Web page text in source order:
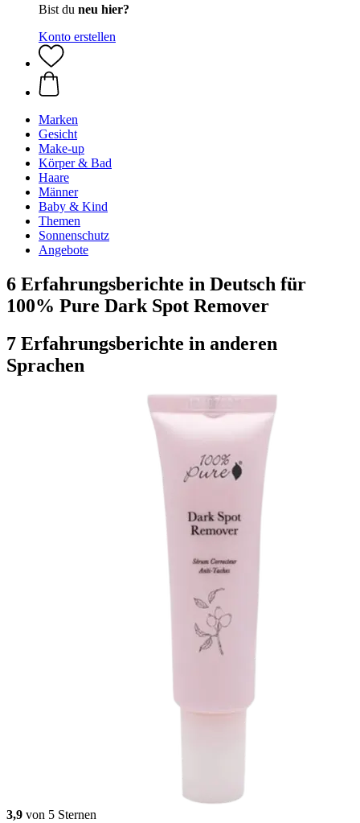
Bist du neu hier?
Konto erstellen
Marken
Gesicht
Make-up
Körper & Bad
Haare
Männer
Baby & Kind
Themen
Sonnenschutz
Angebote
6 Erfahrungsberichte in Deutsch für
100% Pure Dark Spot Remover
7 Erfahrungsberichte in anderen
Sprachen
3,9 von 5 Sternen